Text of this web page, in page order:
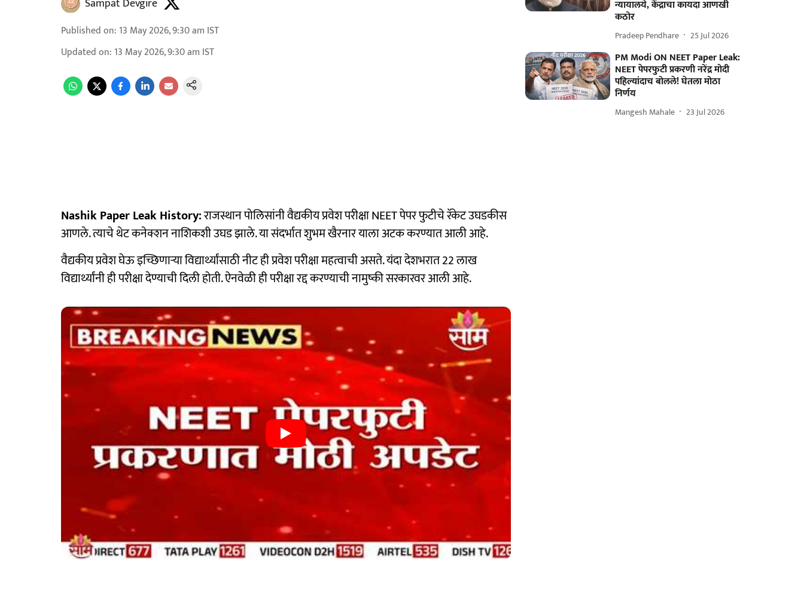
Sampat Devgire
Published on: 13 May 2026, 9:30 am IST
Updated on: 13 May 2026, 9:30 am IST
Nashik Paper Leak History:राजस्थान पोलिसांनी वैद्यकीय प्रवेश परीक्षा NEET पेपर फुटीचे रॅकेट उघडकीस
आणले. त्याचे थेट कनेक्शन नाशिकशी उघड झाले. या संदर्भात शुभम खैरनार याला अटक करण्यात आली आहे.
वैद्यकीय प्रवेश घेऊ इच्छिणाऱ्या विद्यार्थ्यांसाठी नीट ही प्रवेश परीक्षा महत्वाची असते. यंदा देशभरात 22 लाख
विद्यार्थ्यांनी ही परीक्षा देण्याची दिली होती. ऐनवेळी ही परीक्षा रद्द करण्याची नामुष्की सरकारवर आली आहे.
न्यायालये, केंद्राचा कायदा आणखी
कठोर
Pradeep Pendhare 25 Jul 2026
PM Modi ON NEET Paper Leak:
NEET पेपरफुटी प्रकरणी नरेंद्र मोदी
पहिल्यांदाच बोलले! घेतला मोठा
निर्णय
Mangesh Mahale 23 Jul 2026